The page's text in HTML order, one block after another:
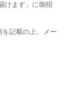
けます」に御招
記載の上、メー